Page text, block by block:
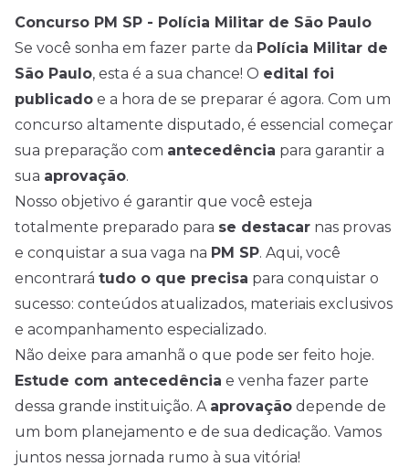
Concurso PM SP - Polícia Militar de São Paulo
Se você sonha em fazer parte da Polícia Militar de
São Paulo, esta é a sua chance! O edital foi
publicado e a hora de se preparar é agora. Com um
concurso altamente disputado, é essencial começar
sua preparação com antecedência para garantir a
sua aprovação.
Nosso objetivo é garantir que você esteja
totalmente preparado para se destacar nas provas
e conquistar a sua vaga na PM SP. Aqui, você
encontrará tudo o que precisa para conquistar o
sucesso: conteúdos atualizados, materiais exclusivos
e acompanhamento especializado.
Não deixe para amanhã o que pode ser feito hoje.
Estude com antecedência e venha fazer parte
dessa grande instituição. A aprovação depende de
um bom planejamento e de sua dedicação. Vamos
juntos nessa jornada rumo à sua vitória!